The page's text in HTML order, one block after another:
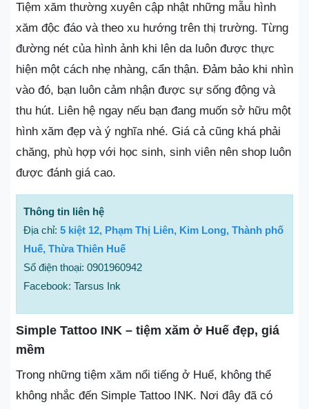
Tiệm xăm thường xuyên cập nhật những mẫu hình
xăm độc đáo và theo xu hướng trên thị trường. Từng
đường nét của hình ảnh khi lên da luôn được thực
hiện một cách nhẹ nhàng, cẩn thận. Đảm bảo khi nhìn
vào đó, bạn luôn cảm nhận được sự sống động và
thu hút. Liên hệ ngay nếu bạn đang muốn sở hữu một
hình xăm đẹp và ý nghĩa nhé. Giá cả cũng khá phải
chăng, phù hợp với học sinh, sinh viên nên shop luôn
được đánh giá cao.
Thông tin liên hệ
Địa chỉ: 5 kiệt 12, Phạm Thị Liên, Kim Long, Thành phố
Huế, Thừa Thiên Huế
Số điện thoại: 0901960942
Facebook: Tarsus Ink
Simple Tattoo INK – tiệm xăm ở Huế đẹp, giá
mềm
Trong những tiệm xăm nổi tiếng ở Huế, không thể
không nhắc đến Simple Tattoo INK. Nơi đây đã có